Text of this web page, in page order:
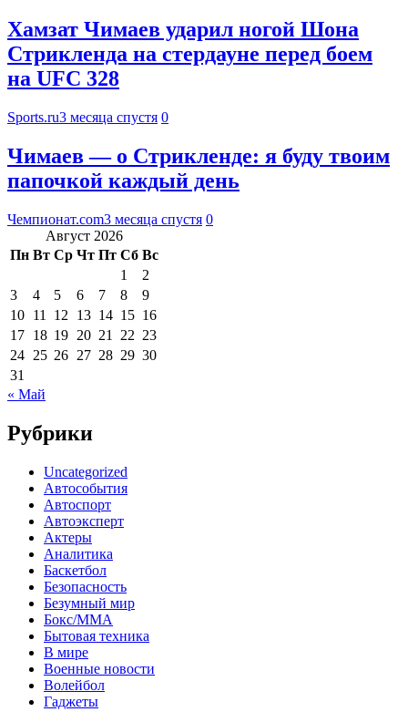
Хамзат Чимаев ударил ногой Шона
Стрикленда на стердауне перед боем
на UFC 328
Sports.ru3 месяца спустя 0
Чимаев — о Стрикленде: я буду твоим
папочкой каждый день
Чемпионат.com3 месяца спустя 0
Август 2026
Пн Вт Ср Чт Пт Сб Вс
1
2
3
4 5 6 7 8
9
10 11 12 13 14 15 16
17 18 19 20 21 22 23
24 25 26 27 28 29 30
31
« Май
Рубрики
Uncategorized
Автособытия
Автоспорт
Автоэксперт
Актеры
Аналитика
Баскетбол
Безопасность
Безумный мир
Бокс/MMA
Бытовая техника
В мире
Военные новости
Волейбол
Гаджеты